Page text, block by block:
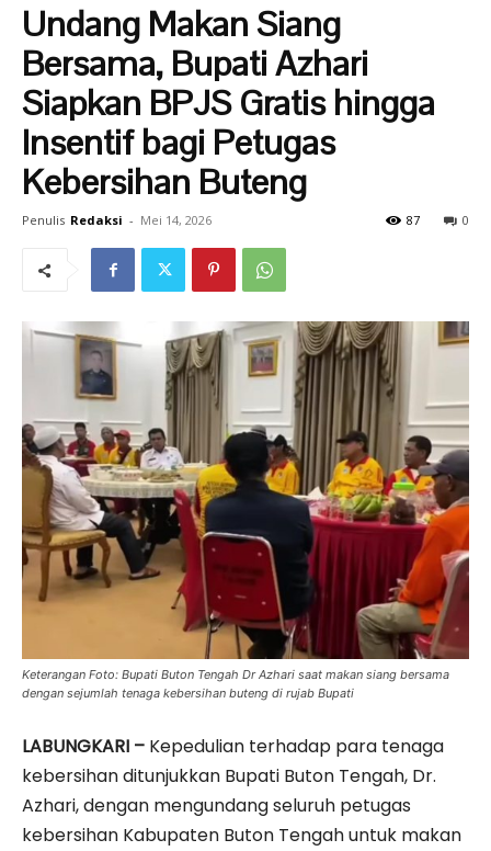
Undang Makan Siang
Bersama, Bupati Azhari
Siapkan BPJS Gratis hingga
Insentif bagi Petugas
Kebersihan Buteng
Penulis Redaksi - Mei 14, 2026 0
87
Keterangan Foto: Bupati Buton Tengah Dr Azhari saat makan siang bersama
dengan sejumlah tenaga kebersihan buteng di rujab Bupati
LABUNGKARI – Kepedulian terhadap para tenaga
kebersihan ditunjukkan Bupati Buton Tengah, Dr.
Azhari, dengan mengundang seluruh petugas
kebersihan Kabupaten Buton Tengah untuk makan